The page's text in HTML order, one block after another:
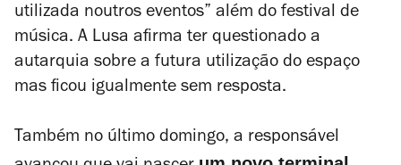
utilizada noutros eventos” além do festival de
música. A Lusa afirma ter questionado a
autarquia sobre a futura utilização do espaço
mas ficou igualmente sem resposta.
Também no último domingo, a responsável